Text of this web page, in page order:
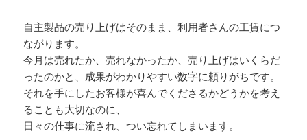
自主製品の売り上げはそのまま、利用者さんの工賃につ
ながります。
今月は売れたか、売れなかったか、売り上げはいくらだ
ったのかと、成果がわかりやすい数字に頼りがちです。
それを手にしたお客様が喜んでくださるかどうかを考え
ることも大切なのに、
日々の仕事に流され、つい忘れてしまいます。